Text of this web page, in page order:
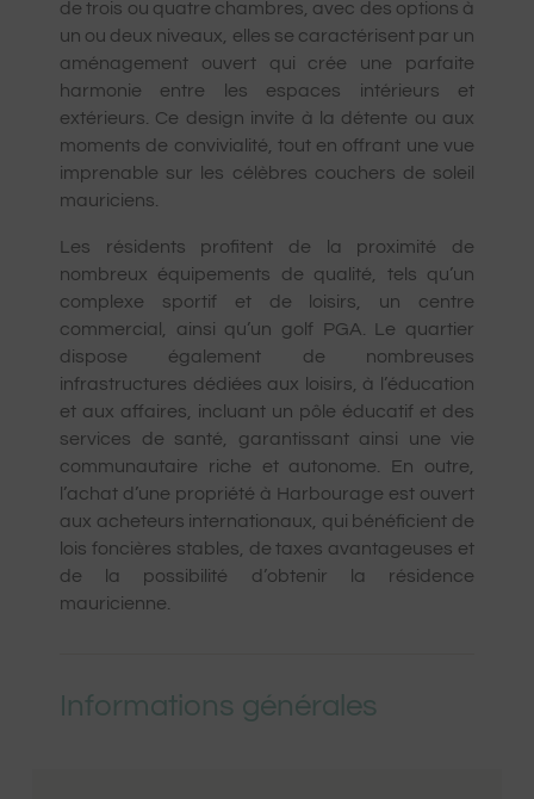
de trois ou quatre chambres, avec des options à
un ou deux niveaux, elles se caractérisent par un
aménagement ouvert qui crée une parfaite
harmonie entre les espaces intérieurs et
extérieurs. Ce design invite à la détente ou aux
moments de convivialité, tout en offrant une vue
imprenable sur les célèbres couchers de soleil
mauriciens.
Les résidents profitent de la proximité de
nombreux équipements de qualité, tels qu’un
complexe sportif et de loisirs, un centre
commercial, ainsi qu’un golf PGA. Le quartier
dispose également de nombreuses
infrastructures dédiées aux loisirs, à l’éducation
et aux affaires, incluant un pôle éducatif et des
services de santé, garantissant ainsi une vie
communautaire riche et autonome. En outre,
l’achat d’une propriété à Harbourage est ouvert
aux acheteurs internationaux, qui bénéficient de
lois foncières stables, de taxes avantageuses et
de la possibilité d’obtenir la résidence
mauricienne.
Informations générales